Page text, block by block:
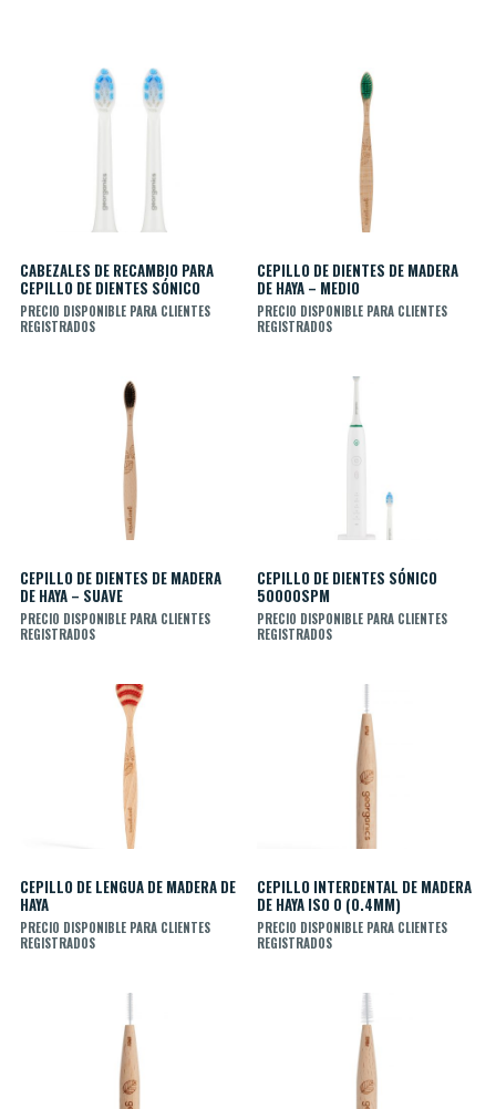
CABEZALES DE RECAMBIO PARA
CEPILLO DE DIENTES SÓNICO
PRECIO DISPONIBLE PARA CLIENTES
REGISTRADOS
CEPILLO DE DIENTES DE MADERA
DE HAYA – MEDIO
PRECIO DISPONIBLE PARA CLIENTES
REGISTRADOS
CEPILLO DE DIENTES DE MADERA
DE HAYA – SUAVE
PRECIO DISPONIBLE PARA CLIENTES
REGISTRADOS
CEPILLO DE DIENTES SÓNICO
50000SPM
PRECIO DISPONIBLE PARA CLIENTES
REGISTRADOS
CEPILLO DE LENGUA DE MADERA DE
HAYA
PRECIO DISPONIBLE PARA CLIENTES
REGISTRADOS
CEPILLO INTERDENTAL DE MADERA
DE HAYA ISO 0 (0.4MM)
PRECIO DISPONIBLE PARA CLIENTES
REGISTRADOS